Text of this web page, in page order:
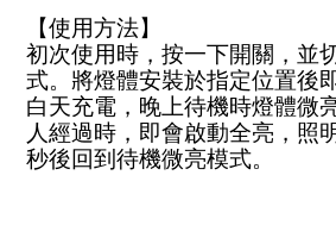
【使用方法】
初次使用時，按一下開關，並
式。將燈體安裝於指定位置後
白天充電，晚上待機時燈體微
人經過時，即會啟動全亮，照
秒後回到待機微亮模式。